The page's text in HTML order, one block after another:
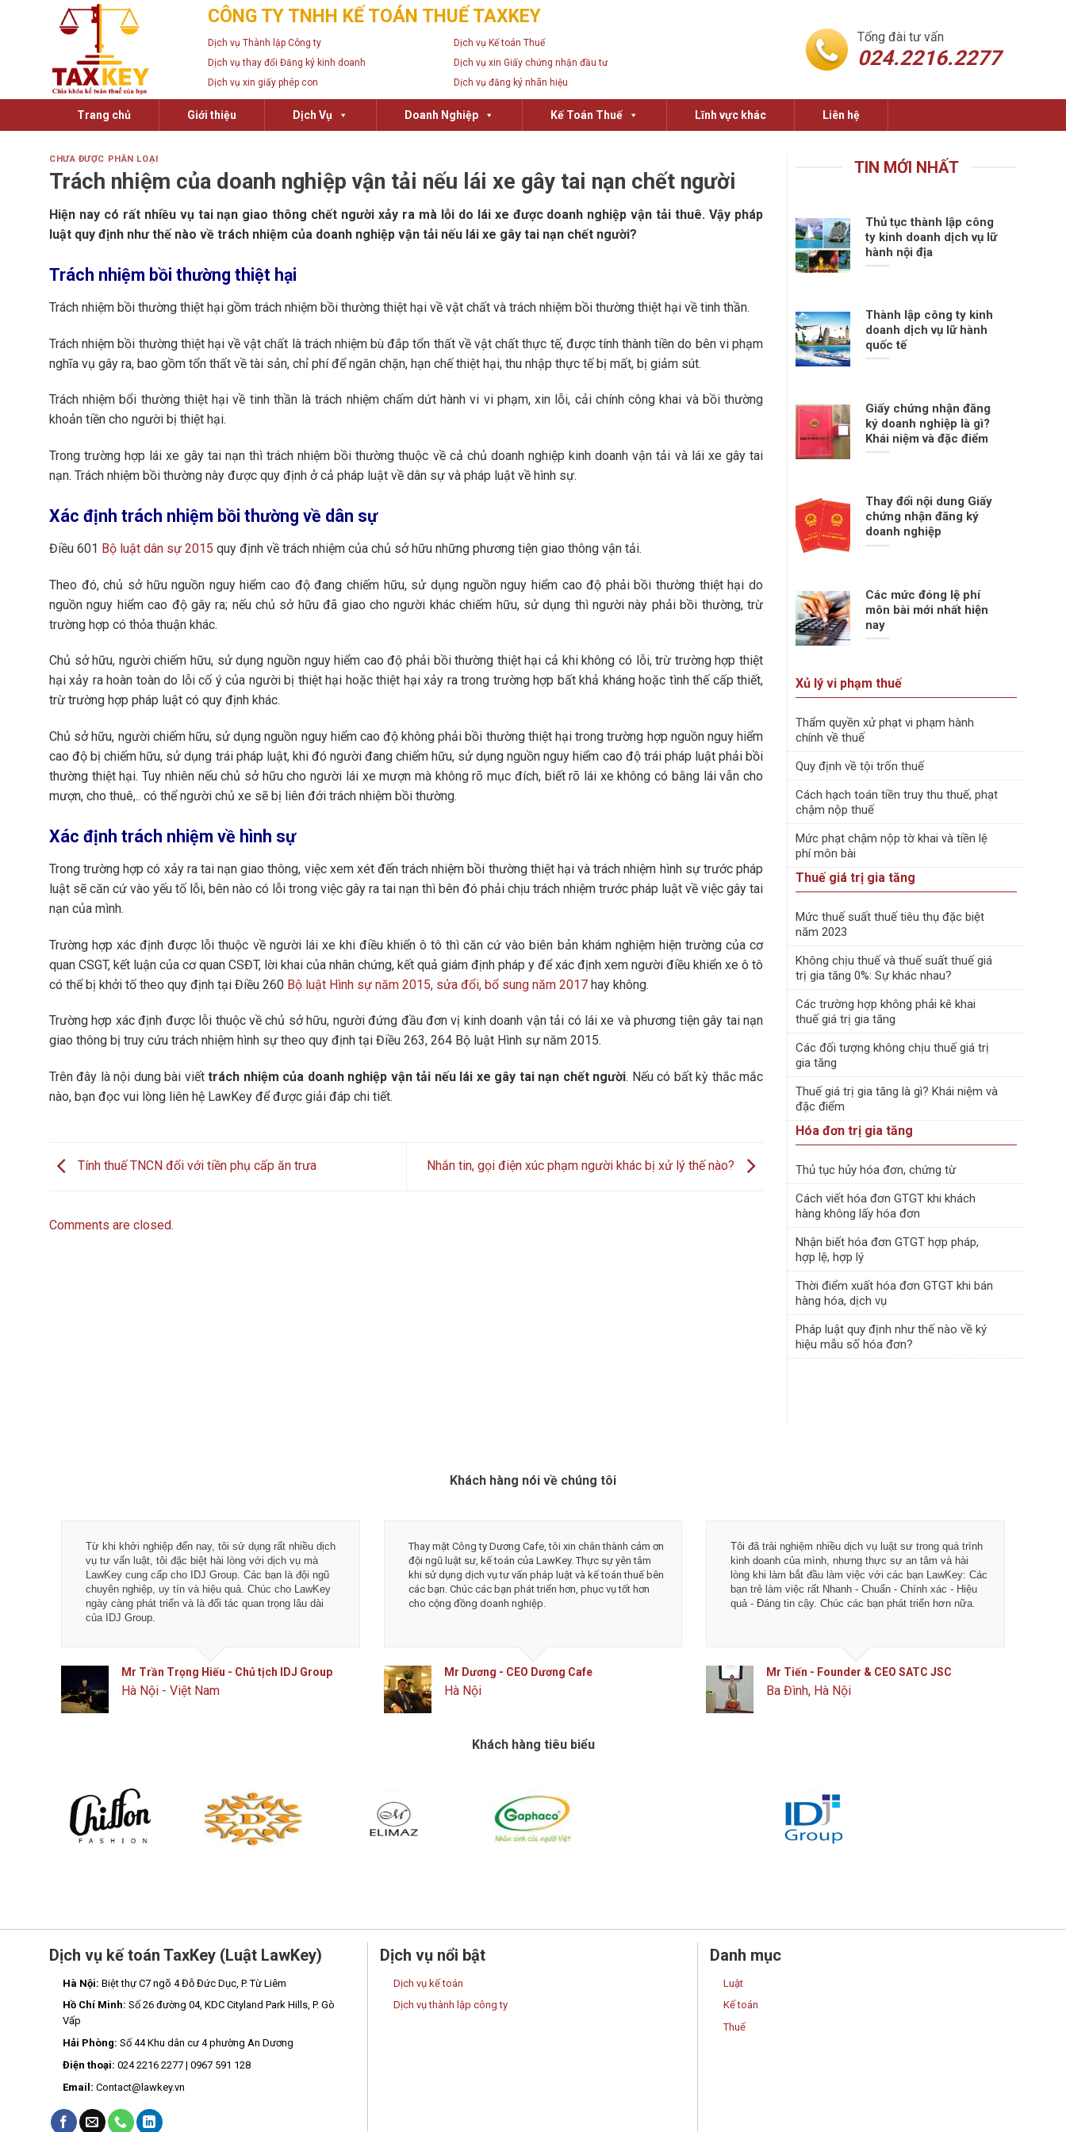
CÔNG TY TNHH KẾ TOÁN THUẾ TAXKEY
Dịch vụ Thành lập Công ty
Dịch vụ Kế toán Thuế
Dịch vụ thay đổi Đăng ký kinh doanh
Dịch vụ xin Giấy chứng nhận đầu tư
Dịch vụ xin giấy phép con
Dịch vụ đăng ký nhãn hiệu
Tổng đài tư vấn
024.2216.2277
Trang chủ Giới thiệu Dịch Vụ Doanh Nghiệp Kế Toán Thuế Lĩnh vực khác Liên hệ
CHƯA ĐƯỢC PHÂN LOẠI
Trách nhiệm của doanh nghiệp vận tải nếu lái xe gây tai nạn chết người
Hiện nay có rất nhiều vụ tai nạn giao thông chết người xảy ra mà lỗi do lái xe được doanh nghiệp vận tải thuê. Vậy pháp
luật quy định như thế nào về trách nhiệm của doanh nghiệp vận tải nếu lái xe gây tai nạn chết người?
Trách nhiệm bồi thường thiệt hại
Trách nhiệm bồi thường thiệt hại gồm trách nhiệm bồi thường thiệt hại về vật chất và trách nhiệm bồi thường thiệt hại về tinh thần.
Trách nhiệm bồi thường thiệt hại về vật chất là trách nhiệm bù đắp tổn thất về vật chất thực tế, được tính thành tiền do bên vi phạm
nghĩa vụ gây ra, bao gồm tổn thất về tài sản, chỉ phí để ngăn chặn, hạn chế thiệt hại, thu nhập thực tế bị mất, bị giảm sút.
Trách nhiệm bổi thường thiệt hại về tinh thần là trách nhiệm chấm dứt hành vi vi phạm, xin lỗi, cải chính công khai và bồi thường
khoản tiền cho người bị thiệt hại.
Trong trường hợp lái xe gây tai nạn thì trách nhiệm bồi thường thuộc về cả chủ doanh nghiệp kinh doanh vận tải và lái xe gây tai
nạn. Trách nhiệm bồi thường này được quy định ở cả pháp luật về dân sự và pháp luật về hình sự.
Xác định trách nhiệm bồi thường về dân sự
Điều 601 Bộ luật dân sự 2015 quy định về trách nhiệm của chủ sở hữu những phương tiện giao thông vận tải.
Theo đó, chủ sở hữu nguồn nguy hiểm cao độ đang chiếm hữu, sử dụng nguồn nguy hiểm cao độ phải bồi thường thiệt hại do
nguồn nguy hiểm cao độ gây ra; nếu chủ sở hữu đã giao cho người khác chiếm hữu, sử dụng thì người này phải bồi thường, trừ
trường hợp có thỏa thuận khác.
Chủ sở hữu, người chiếm hữu, sử dụng nguồn nguy hiểm cao độ phải bồi thường thiệt hại cả khi không có lỗi, trừ trường hợp thiệt
hại xảy ra hoàn toàn do lỗi cố ý của người bị thiệt hại hoặc thiệt hại xảy ra trong trường hợp bất khả kháng hoặc tình thế cấp thiết,
trừ trường hợp pháp luật có quy định khác.
Chủ sở hữu, người chiếm hữu, sử dụng nguồn nguy hiểm cao độ không phải bồi thường thiệt hại trong trường hợp nguồn nguy hiểm
cao độ bị chiếm hữu, sử dụng trái pháp luật, khi đó người đang chiếm hữu, sử dụng nguồn nguy hiểm cao độ trái pháp luật phải bồi
thường thiệt hại. Tuy nhiên nếu chủ sở hữu cho người lái xe mượn mà không rõ mục đích, biết rõ lái xe không có bằng lái vẫn cho
mượn, cho thuê,.. có thể người chủ xe sẽ bị liên đới trách nhiệm bồi thường.
Xác định trách nhiệm về hình sự
Trong trường hợp có xảy ra tai nạn giao thông, việc xem xét đến trách nhiệm bồi thường thiệt hại và trách nhiệm hình sự trước pháp
luật sẽ căn cứ vào yếu tố lỗi, bên nào có lỗi trong việc gây ra tai nạn thì bên đó phải chịu trách nhiệm trước pháp luật về việc gây tai
nạn của mình.
Trường hợp xác định được lỗi thuộc về người lái xe khi điều khiển ô tô thì căn cứ vào biên bản khám nghiệm hiện trường của cơ
quan CSGT, kết luận của cơ quan CSĐT, lời khai của nhân chứng, kết quả giám định pháp y để xác định xem người điều khiển xe ô tô
có thể bị khởi tố theo quy định tại Điều 260 Bộ luật Hình sự năm 2015, sửa đổi, bổ sung năm 2017 hay không.
Trường hợp xác định được lỗi thuộc về chủ sở hữu, người đứng đầu đơn vị kinh doanh vận tải có lái xe và phương tiện gây tai nạn
giao thông bị truy cứu trách nhiệm hình sự theo quy định tại Điều 263, 264 Bộ luật Hình sự năm 2015.
Trên đây là nội dung bài viếttrách nhiệm của doanh nghiệp vận tải nếu lái xe gây tai nạn chết người. Nếu có bất kỳ thắc mắc
nào, bạn đọc vui lòng liên hệ LawKey để được giải đáp chi tiết.
Tính thuế TNCN đối với tiền phụ cấp ăn trưa Nhắn tin, gọi điện xúc phạm người khác bị xử lý thế nào?
Comments are closed.
TIN MỚI NHẤT
Thủ tục thành lập công
ty kinh doanh dịch vụ lữ
hành nội địa
Thành lập công ty kinh
doanh dịch vụ lữ hành
quốc tế
Giấy chứng nhận đăng
ký doanh nghiệp là gì?
Khái niệm và đặc điểm
Thay đổi nội dung Giấy
chứng nhận đăng ký
doanh nghiệp
Các mức đóng lệ phí
môn bài mới nhất hiện
nay
Xủ lý vi phạm thuế
Thẩm quyền xử phạt vi phạm hành
chính về thuế
Quy định về tội trốn thuế
Cách hạch toán tiền truy thu thuế, phạt
chậm nộp thuế
Mức phạt chậm nộp tờ khai và tiền lệ
phí môn bài
Thuế giá trị gia tăng
Mức thuế suất thuế tiêu thụ đặc biệt
năm 2023
Không chịu thuế và thuế suất thuế giá
trị gia tăng 0%: Sự khác nhau?
Các trường hợp không phải kê khai
thuế giá trị gia tăng
Các đối tượng không chịu thuế giá trị
gia tăng
Thuế giá trị gia tăng là gì? Khái niệm và
đặc điểm
Hóa đơn trị gia tăng
Thủ tục hủy hóa đơn, chứng từ
Cách viết hóa đơn GTGT khi khách
hàng không lấy hóa đơn
Nhận biết hóa đơn GTGT hợp pháp,
hợp lệ, hợp lý
Thời điểm xuất hóa đơn GTGT khi bán
hàng hóa, dịch vụ
Pháp luật quy định như thế nào về ký
hiệu mẫu số hóa đơn?
Khách hàng nói về chúng tôi
Từ khi khởi nghiệp đến nay, tôi sử dụng rất nhiều dịch
vụ tư vấn luật, tôi đặc biệt hài lòng với dịch vụ mà
LawKey cung cấp cho IDJ Group. Các bạn là đội ngũ
chuyên nghiệp, uy tín và hiệu quả. Chúc cho LawKey
ngày càng phát triển và là đối tác quan trọng lâu dài
của IDJ Group.
Mr Trần Trọng Hiếu - Chủ tịch IDJ Group
Hà Nội - Việt Nam
Thay mặt Công ty Dương Cafe, tôi xin chân thành cảm ơn
đội ngũ luật sư, kế toán của LawKey. Thực sự yên tâm
khi sử dụng dịch vụ tư vấn pháp luật và kế toán thuế bên
các bạn. Chúc các bạn phát triển hơn, phục vụ tốt hơn
cho cộng đồng doanh nghiệp.
Mr Dương - CEO Dương Cafe
Hà Nội
Tôi đã trải nghiệm nhiều dịch vụ luật sư trong quá trình
kinh doanh của mình, nhưng thực sự an tâm và hài
lòng khi làm bắt đầu làm việc với các bạn LawKey: Các
bạn trẻ làm việc rất Nhanh - Chuẩn - Chính xác - Hiệu
quả - Đáng tin cậy. Chúc các bạn phát triển hơn nữa.
Mr Tiến - Founder & CEO SATC JSC
Ba Đình, Hà Nội
Khách hàng tiêu biểu
Dịch vụ kế toán TaxKey (Luật LawKey)
Hà Nội: Biệt thự C7 ngõ 4 Đỗ Đức Dục, P. Từ Liêm
Hồ Chí Minh: Số 26 đường 04, KDC Cityland Park Hills, P. Gò
Vấp
Hải Phòng: Số 44 Khu dân cư 4 phường An Dương
Điện thoại: 024 2216 2277 | 0967 591 128
Email: Contact@lawkey.vn
Dịch vụ nổi bật
Dịch vụ kế toán
Dịch vụ thành lập công ty
Danh mục
Luật
Kế toán
Thuế